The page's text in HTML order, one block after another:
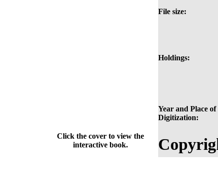
File size:
Holdings:
Year and Place of
Digitization:
Click the cover to view the
interactive book.